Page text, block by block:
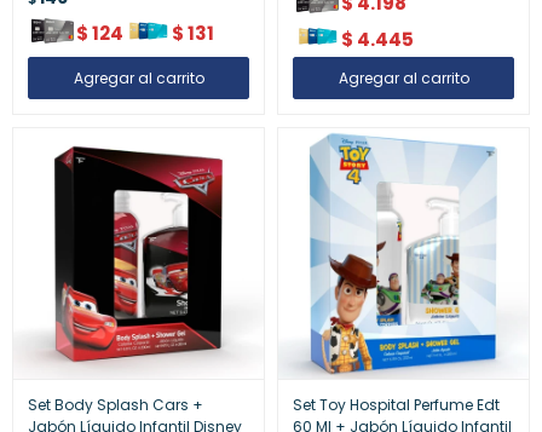
$124 $131
$ 4.445
Set Body Splash Cars +
Jabón Líquido Infantil Disney
Set Toy Hospital Perfume Edt
60 Ml + Jabón Líquido Infantil